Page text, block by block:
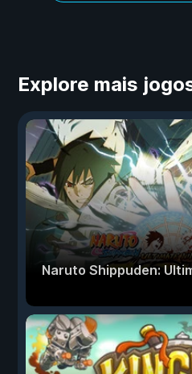
Explore mais
Naruto Shippuden: